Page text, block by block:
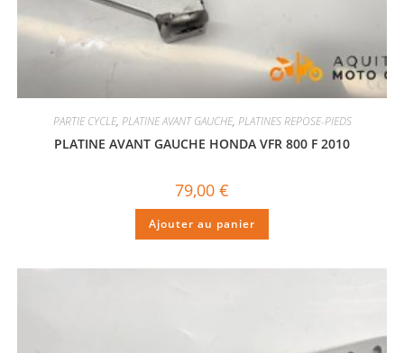
PARTIE CYCLE, PLATINE AVANT GAUCHE, PLATINES REPOSE-PIEDS
PLATINE AVANT GAUCHE HONDA VFR 800 F 2010
79,00 €
Ajouter au panier